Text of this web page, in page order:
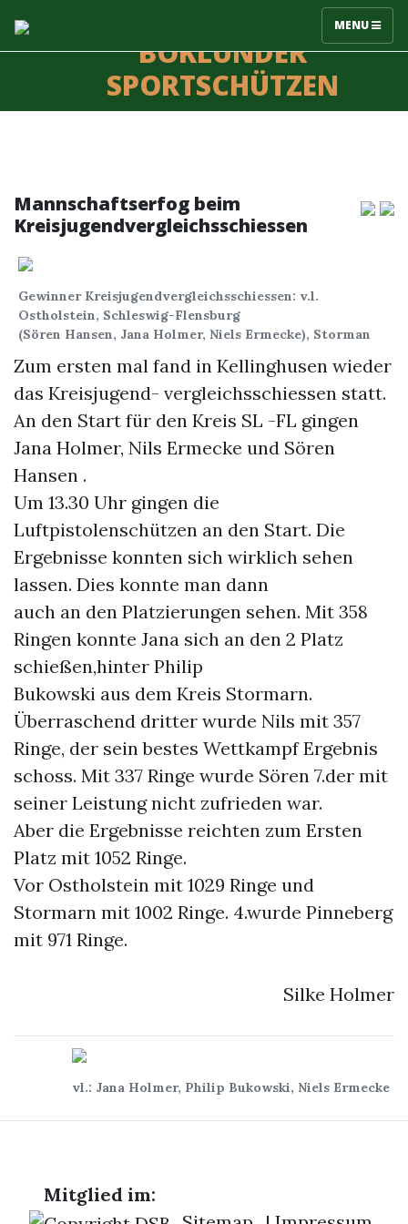
MENU
BÖKLUNDER
SPORTSCHÜTZEN
Mannschaftserfog beim
Kreisjugendvergleichsschiessen
Gewinner Kreisjugendvergleichsschiessen: v.l.
Ostholstein, Schleswig-Flensburg
(Sören Hansen, Jana Holmer, Niels Ermecke), Storman
Zum ersten mal fand in Kellinghusen wieder
das Kreisjugend- vergleichsschiessen statt.
An den Start für den Kreis SL -FL gingen
Jana Holmer, Nils Ermecke und Sören
Hansen .
Um 13.30 Uhr gingen die
Luftpistolenschützen an den Start. Die
Ergebnisse konnten sich wirklich sehen
lassen. Dies konnte man dann
auch an den Platzierungen sehen. Mit 358
Ringen konnte Jana sich an den 2 Platz
schießen,hinter Philip
Bukowski aus dem Kreis Stormarn.
Überraschend dritter wurde Nils mit 357
Ringe, der sein bestes Wettkampf Ergebnis
schoss. Mit 337 Ringe wurde Sören 7.der mit
seiner Leistung nicht zufrieden war.
Aber die Ergebnisse reichten zum Ersten
Platz mit 1052 Ringe.
Vor Ostholstein mit 1029 Ringe und
Stormarn mit 1002 Ringe. 4.wurde Pinneberg
mit 971 Ringe.
Silke Holmer
vl.: Jana Holmer, Philip Bukowski, Niels Ermecke
Mitglied im: